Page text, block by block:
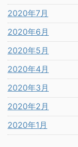
2020年7月
2020年6月
2020年5月
2020年4月
2020年3月
2020年2月
2020年1月